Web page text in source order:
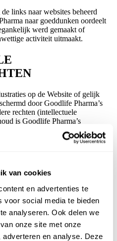
van cookies
en advertenties te
voor social media te bieden
analyseren. Ook delen we
onze site met onze
en analyse. Deze
links naar websites beheerd
naar goeddunken oordeelt
werd gemaakt of
activiteit uitmaakt.
op de Website of gelijk
door Goodlife Pharma’s
rechten (intellectuele
is Goodlife Pharma’s
toegekend aan Goodlife
inhoud eigendom van Goodlife
lang er correct naar wordt
voor reclamedoeleinden (i.e. voor
pure private doeleinden) wordt
van andere elementen van de
of lay-out strikt verboden zonder
van Goodlife Pharma.